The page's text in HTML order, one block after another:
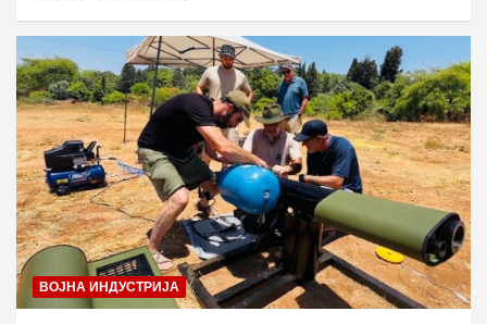
ВОЈНА ИНДУСТРИЈА